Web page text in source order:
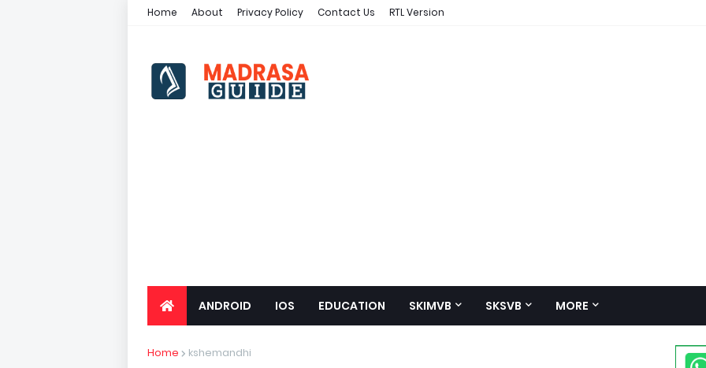
Home About Privacy Policy Contact Us RTL Version
ANDROID IOS EDUCATION SKIMVB SKSVB MORE
Home kshemandhi